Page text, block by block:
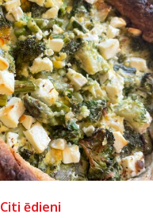
Citi ēdieni